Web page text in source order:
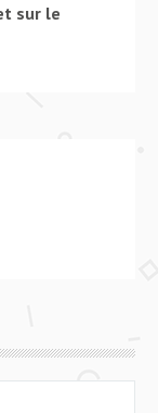
sur le